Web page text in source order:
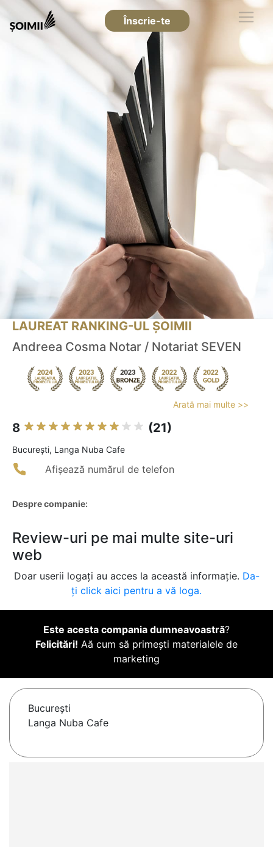
Înscrie-te
LAUREAT RANKING-UL ȘOIMII
Andreea Cosma Notar / Notariat SEVEN
Arată mai multe >>
8 (21)
Bucureşti, Langa Nuba Cafe
Afișează numărul de telefon
Despre companie:
Review-uri pe mai multe site-uri
web
Doar userii logați au acces la această informație. Da-
ți click aici pentru a vă loga.
Este acesta compania dumneavoastră?
Felicitări! Aă cum să primești materialele de
marketing
Bucureşti
Langa Nuba Cafe